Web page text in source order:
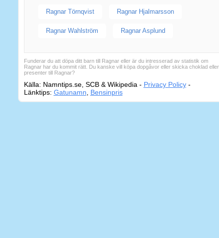
Ragnar Törnqvist Ragnar Hjalmarsson
Ragnar Wahlström Ragnar Asplund
Funderar du att döpa ditt barn till Ragnar eller är du intresserad av statistik om
Ragnar har du kommit rätt. Du kanske vill köpa dopgåvor eller skicka choklad eller
presenter till Ragnar?
Källa: Namntips.se, SCB & Wikipedia - Privacy Policy-
Länktips: Gatunamn Bensinpris